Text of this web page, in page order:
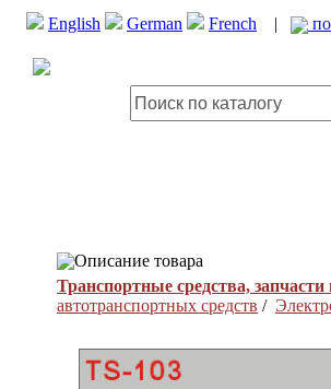
English German French |
Описание товара
Транспортные средства, запчасти
автотранспортных средств /